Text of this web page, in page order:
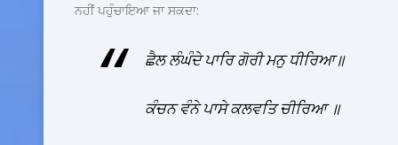
ਨਹੀਂ ਪਹੁੰਚਾਇਆ ਜਾ ਸਕਦਾ:
ਛੈਲ ਲੰਘੰਦੇ ਪਾਰਿ ਗੋਰੀ ਮਨੁ ਧੀਰਿਆ॥
ਕੰਚਨ ਵੰਨੇ ਪਾਸੇ ਕਲਵਤਿ ਚੀਰਿਆ ॥